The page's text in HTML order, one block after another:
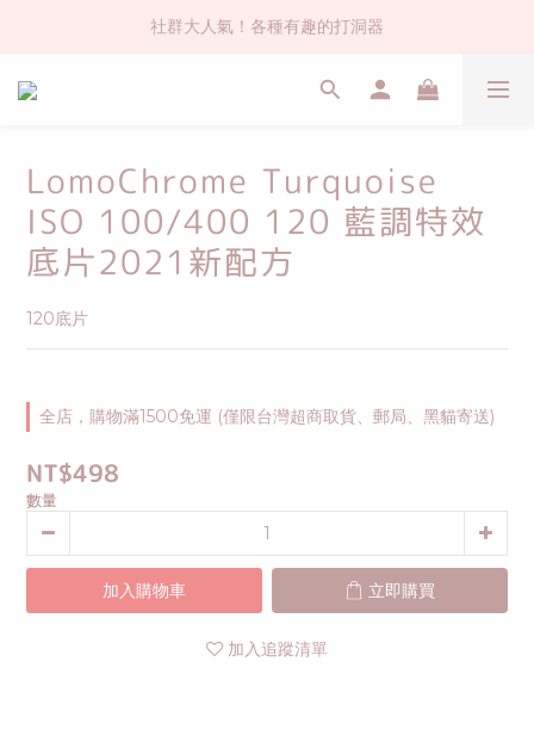
社群大人氣！各種有趣的打洞器
社群大人氣！各種有趣的打洞器
超值$59人氣日本製貼紙！還不買爆
社群大人氣！各種有趣的打洞器
LomoChrome Turquoise
ISO 100/400 120 藍調特效
底片2021新配方
120底片
全店，購物滿1500免運 (僅限台灣超商取貨、郵局、黑貓寄送)
NT$498
數量
加入購物車 立即購買
加入追蹤清單